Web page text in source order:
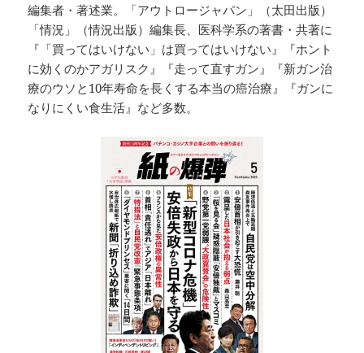
編集者・著述業。「アウトロージャパン」（太田出版）
「情況」（情況出版）編集長、医科学系の著書・共著に
『「買ってはいけない」は買ってはいけない』『ホント
に効くのかアガリスク』『走って直すガン』『新ガン治
療のウソと10年寿命を長くする本当の癌治療』『ガンに
なりにくい食生活』など多数。